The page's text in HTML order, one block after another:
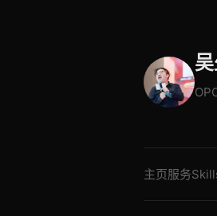
主页服务